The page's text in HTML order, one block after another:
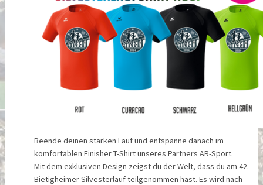
Beende deinen starken Lauf und entspanne danach im
komfortablen Finisher T-Shirt unseres Partners AR-Sport.
Mit dem exklusiven Design zeigst du der Welt, dass du am 42.
Bietigheimer Silvesterlauf teilgenommen hast. Es wird nach